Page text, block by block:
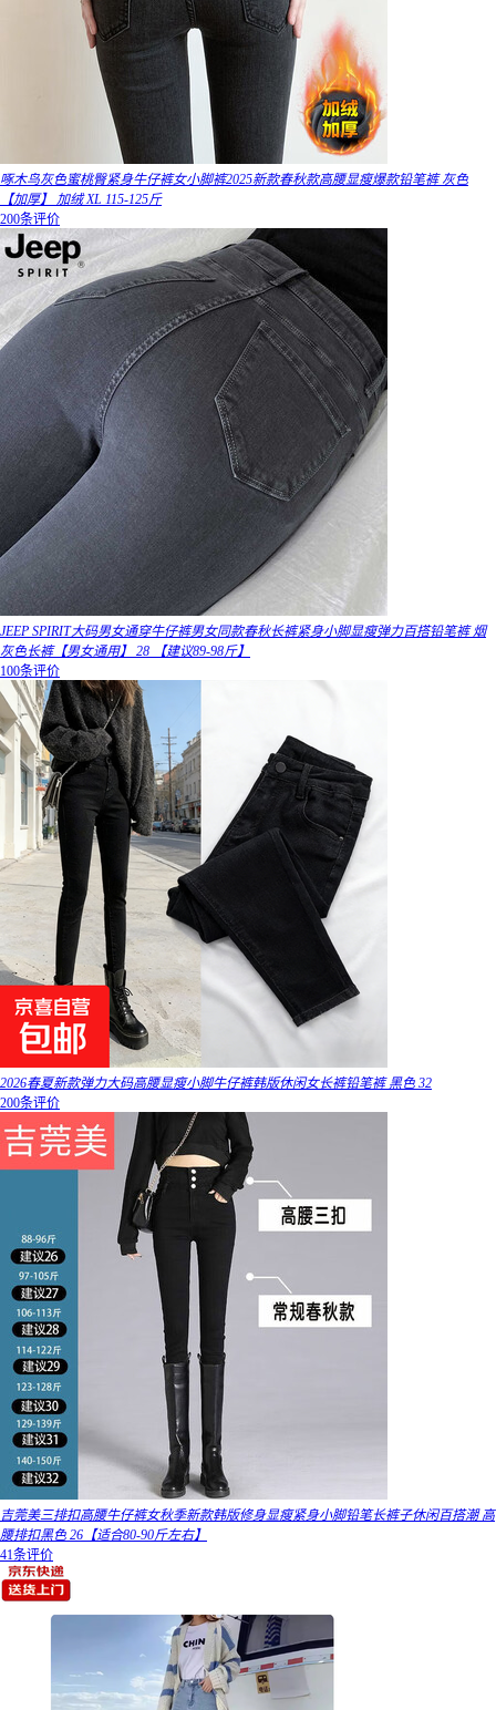
啄木鸟灰色蜜桃臀紧身牛仔裤女小脚裤2025新款春秋款高腰显瘦爆款铅笔裤 灰色
【加厚】 加绒 XL 115-125斤
200条评价
JEEP SPIRIT大码男女通穿牛仔裤男女同款春秋长裤紧身小脚显瘦弹力百搭铅笔裤 烟
灰色长裤【男女通用】 28 【建议89-98斤】
100条评价
2026春夏新款弹力大码高腰显瘦小脚牛仔裤韩版休闲女长裤铅笔裤 黑色 32
200条评价
吉莞美三排扣高腰牛仔裤女秋季新款韩版修身显瘦紧身小脚铅笔长裤子休闲百搭潮 高
腰排扣黑色 26【适合80-90斤左右】
41条评价